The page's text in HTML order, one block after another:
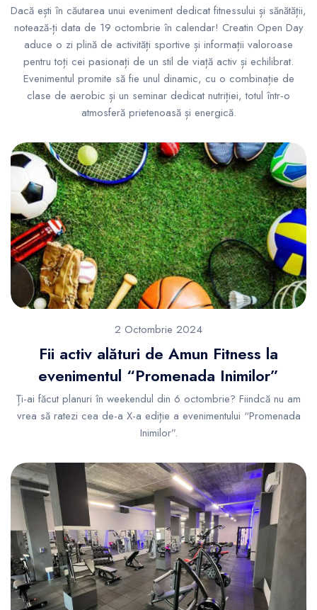
Dacă ești în căutarea unui eveniment dedicat fitnessului și sănătății,
notează-ți data de 19 octombrie în calendar! Creatin Open Day
aduce o zi plină de activități sportive și informații valoroase
pentru toți cei pasionați de un stil de viață activ și echilibrat.
Evenimentul promite să fie unul dinamic, cu o combinație de
clase de aerobic și un seminar dedicat nutriției, totul într-o
atmosferă prietenoasă și energică.
2 Octombrie 2024
Fii activ alături de Amun Fitness la
evenimentul “Promenada Inimilor”
Ți-ai făcut planuri în weekendul din 6 octombrie? Fiindcă nu am
vrea să ratezi cea de-a X-a ediție a evenimentului “Promenada
Inimilor”.